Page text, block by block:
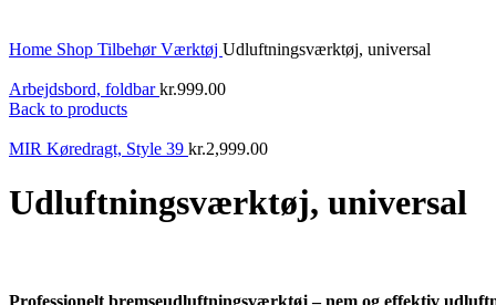
Home Shop TilbehørVærktøj Udluftningsværktøj, universal
Arbejdsbord, foldbarkr.999.00
Back to products
MIR Køredragt, Style 39 kr.2,999.00
Udluftningsværktøj, universal
Professionelt bremseudluftningsværktøj – nem og effektiv